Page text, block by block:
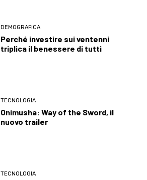
DEMOGRAFICA
Perché investire sui ventenni
triplica il benessere di tutti
TECNOLOGIA
Onimusha: Way of the Sword, il
nuovo trailer
TECNOLOGIA